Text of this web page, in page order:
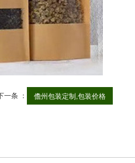
一条 ： 儋州包装定制,包装价格